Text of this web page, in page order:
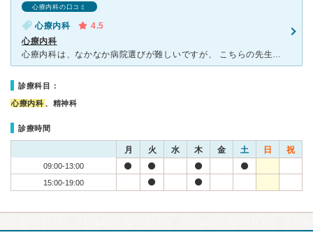
心療内科の口コミ
心療内科
4.5
心療内科
心療内科は、なかなか病院選びが難しいですが、 こちらの先生は、親身になってくれる先生です。 薬も最低限のものを処方して下さりますので、 薬漬けということもないと思います。 予約制ですが、大体の
診療科目：
心療内科 、精神科
診療時間
月 火 水 木 金 土 日 祝
09:00-13:00
15:00-19:00